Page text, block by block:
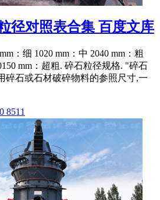
径对照表合集 百度文库
：细 1020 mm：中 2040 mm：粗
mm：超粗. 碎石粒径规格. "碎石
碎石或石材破碎物料的参照尺寸,一
8511